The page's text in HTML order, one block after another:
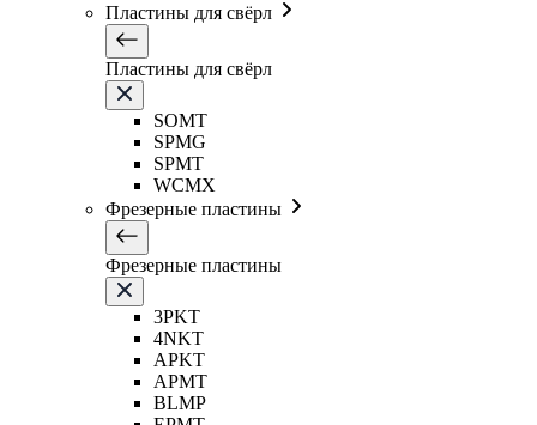
Пластины для свёрл
Пластины для свёрл
SOMT
SPMG
SPMT
WCMX
Фрезерные пластины
Фрезерные пластины
3PKT
4NKT
APKT
APMT
BLMP